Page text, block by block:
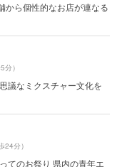
から個性的なお店が連なる
分）
議なミクスチャー文化を
24分）
てのお祭り 県内の青年エ